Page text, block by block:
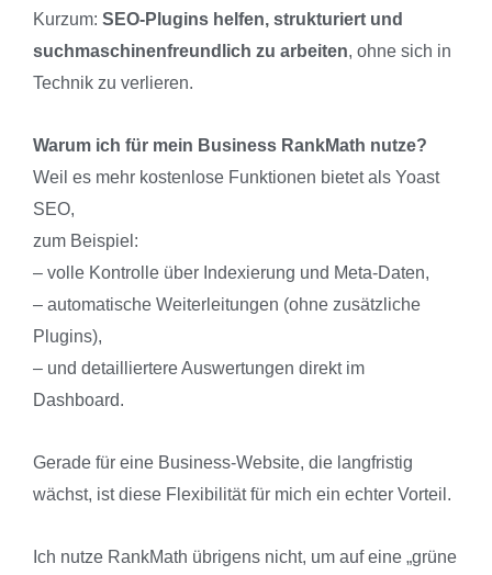
Kurzum: SEO-Plugins helfen, strukturiert und
suchmaschinenfreundlich zu arbeiten, ohne sich in
Technik zu verlieren.
Warum ich für mein Business RankMath nutze?
Weil es mehr kostenlose Funktionen bietet als Yoast
SEO,
zum Beispiel:
– volle Kontrolle über Indexierung und Meta-Daten,
– automatische Weiterleitungen (ohne zusätzliche
Plugins),
– und detailliertere Auswertungen direkt im
Dashboard.
Gerade für eine Business-Website, die langfristig
wächst, ist diese Flexibilität für mich ein echter Vorteil.
Ich nutze RankMath übrigens nicht, um auf eine „grüne